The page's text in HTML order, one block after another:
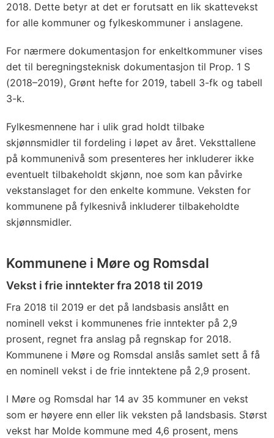
2018. Dette betyr at det er forutsatt en lik skattevekst
for alle kommuner og fylkeskommuner i anslagene.
For nærmere dokumentasjon for enkeltkommuner vises
det til beregningsteknisk dokumentasjon til Prop. 1 S
(2018–2019), Grønt hefte for 2019, tabell 3-fk og tabell
3-k.
Fylkesmennene har i ulik grad holdt tilbake
skjønnsmidler til fordeling i løpet av året. Veksttallene
på kommunenivå som presenteres her inkluderer ikke
eventuelt tilbakeholdt skjønn, noe som kan påvirke
vekstanslaget for den enkelte kommune. Veksten for
kommunene på fylkesnivå inkluderer tilbakeholdte
skjønnsmidler.
Kommunene i Møre og Romsdal
Vekst i frie inntekter fra 2018 til 2019
Fra 2018 til 2019 er det på landsbasis anslått en
nominell vekst i kommunenes frie inntekter på 2,9
prosent, regnet fra anslag på regnskap for 2018.
Kommunene i Møre og Romsdal anslås samlet sett å få
en nominell vekst i de frie inntektene på 2,9 prosent.
I Møre og Romsdal har 14 av 35 kommuner en vekst
som er høyere enn eller lik veksten på landsbasis. Størst
vekst har Molde kommune med 4,6 prosent, mens